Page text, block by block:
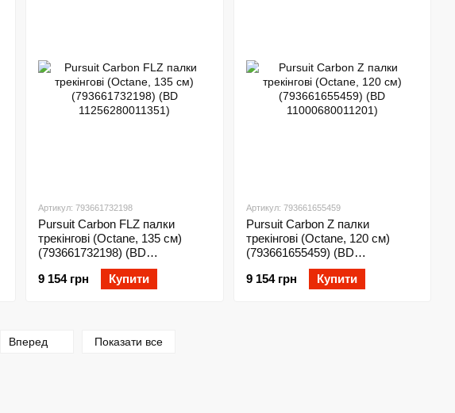
Артикул: 793661732198
Pursuit Carbon FLZ палки
трекінгові (Octane, 135 см)
(793661732198) (BD
11256280011351)
9 154 грн
Купити
Артикул: 793661655459
Pursuit Carbon Z палки
трекінгові (Octane, 120 см)
(793661655459) (BD
11000680011201)
9 154 грн
Купити
Вперед Показати все